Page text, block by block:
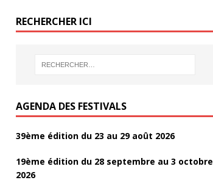
b
o
o
er
er
RECHERCHER ICI
AGENDA DES FESTIVALS
39ème édition du 23 au 29 août 2026
19ème édition du 28 septembre au 3 octobre
2026